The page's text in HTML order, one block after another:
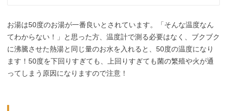
お湯は50度のお湯が一番良いとされています。「そんな温度なん
てわからない！」と思った方、温度計で測る必要はなく、ブクブク
に沸騰させた熱湯と同じ量のお水を入れると、50度の温度になり
ます！50度を下回りすぎても、上回りすぎても菌の繁殖や火が通
ってしまう原因になりますので注意！